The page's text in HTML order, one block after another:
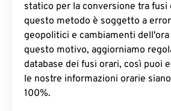
statico per la conversione tra fusi
questo metodo è soggetto a
geopolitici e cambiamenti dell'ora
questo motivo, aggiorniamo
database dei fusi orari, così puoi
le nostre informazioni orarie
100%.